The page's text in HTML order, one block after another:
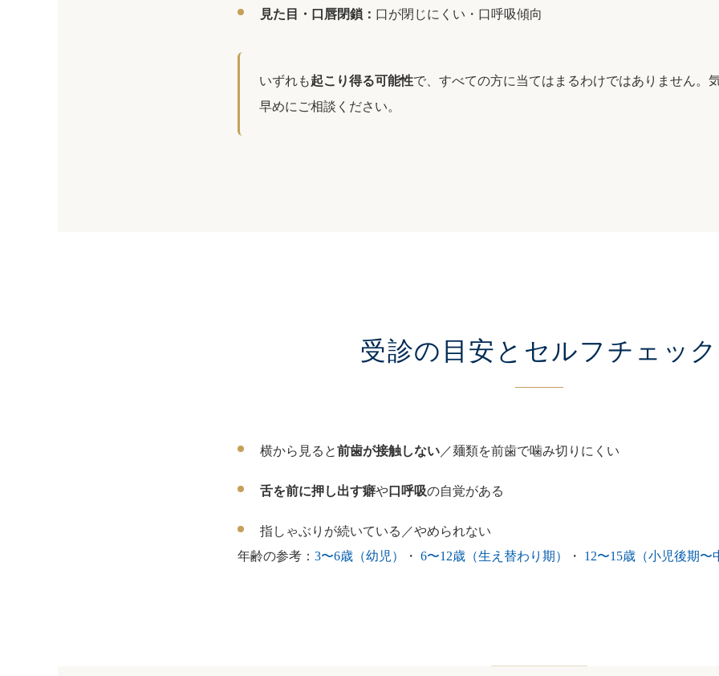
見た目・口唇閉鎖： 口が閉じにくい・口呼吸傾向
いずれも起こり得る可能性で、すべての方に当てはまるわけではありません。
早めにご相談ください。
受診の目安と セルフチェック
横から見ると前歯が接触しない ／麺類を前歯で噛み切りにくい
舌を前に押し出す癖や口呼吸の自覚がある
指しゃぶりが続いている／やめられない
年齢の参考： 3〜6歳（幼児） ・ 6〜12歳（生え替わり期） ・ 12〜15歳（小児後期〜